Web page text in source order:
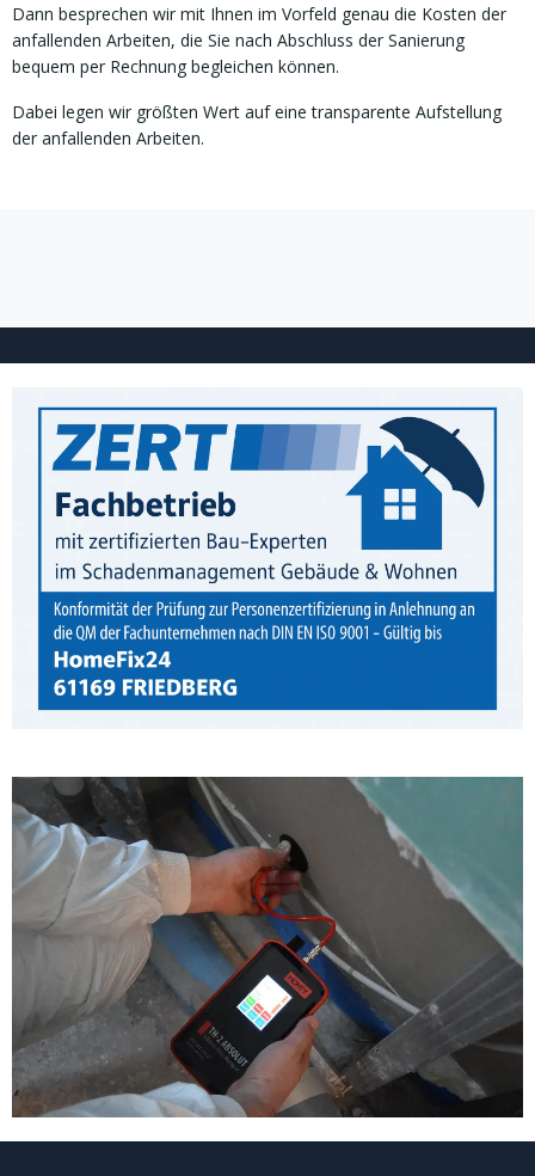
Dann besprechen wir mit Ihnen im Vorfeld genau die Kosten der
anfallenden Arbeiten, die Sie nach Abschluss der Sanierung
bequem per Rechnung begleichen können.
Dabei legen wir größten Wert auf eine transparente Aufstellung
der anfallenden Arbeiten.